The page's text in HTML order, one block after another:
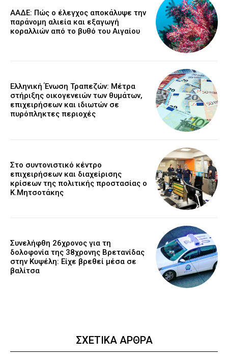
ΑΑΔΕ: Πώς ο έλεγχος αποκάλυψε την
παράνομη αλιεία και εξαγωγή
κοραλλιών από το βυθό του Αιγαίου
Ελληνική Ένωση Τραπεζών: Μέτρα
στήριξης οικογενειών των θυμάτων,
επιχειρήσεων και ιδιωτών σε
πυρόπληκτες περιοχές
Στο συντονιστικό κέντρο
επιχειρήσεων και διαχείρισης
κρίσεων της πολιτικής προστασίας ο
Κ.Μητσοτάκης
Συνελήφθη 26χρονος για τη
δολοφονία της 38χρονης Βρετανίδας
στην Κυψέλη: Είχε βρεθεί μέσα σε
βαλίτσα
ΣΧΕΤΙΚΑ ΑΡΘΡΑ